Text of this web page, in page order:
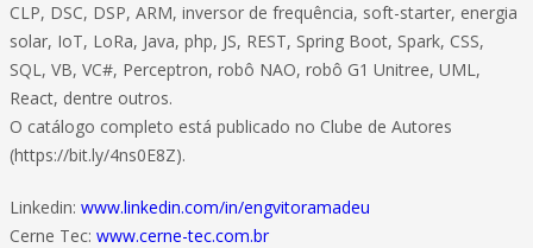
CLP, DSC, DSP, ARM, inversor de frequência, soft-starter, energia
solar, IoT, LoRa, Java, php, JS, REST, Spring Boot, Spark, CSS,
SQL, VB, VC#, Perceptron, robô NAO, robô G1 Unitree, UML,
React, dentre outros.
O catálogo completo está publicado no Clube de Autores
(https://bit.ly/4ns0E8Z).
Linkedin: www.linkedin.com/in/engvitoramadeu
Cerne Tec: www.cerne-tec.com.br